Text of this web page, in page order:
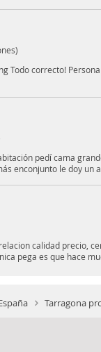
)
Todo correcto!
pedí cama
enconjunto le doy un
calidad precio,
pega es que hace
Tarragona